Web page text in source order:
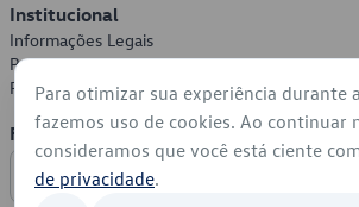
Institucional
Informações Legais
Política de Privacidade
Política de Cookies
Formas de Pagamento
Para otimizar sua experiência durante
fazemos uso de cookies. Ao continuar
consideramos que você está ciente
de privacidade.